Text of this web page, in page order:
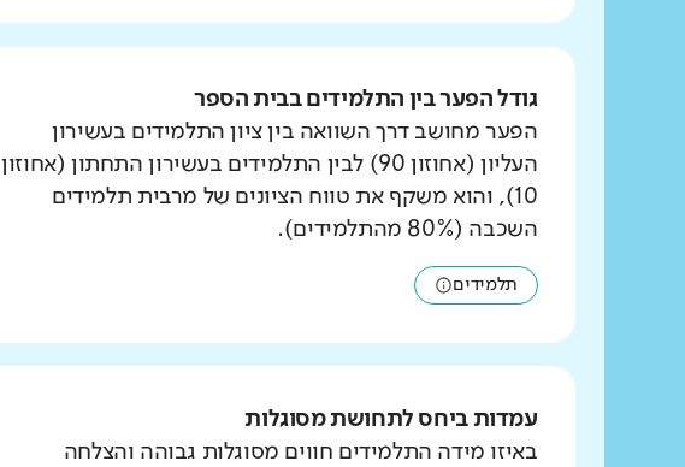
גודל הפער בין התלמידים בבית הספר
הפער מחושב דרך השוואה בין ציון התלמידים בעשירון
העליון (אחוזון 90) לבין התלמידים בעשירון התחתון (אחוזון
10), והוא משקף את טווח הציונים של מרבית תלמידים
השכבה (80% מהתלמידים).
תלמידים
עמדות ביחס לתחושת מסוגלות
באיזו מידה התלמידים חווים מסוגלות גבוהה והצלחה